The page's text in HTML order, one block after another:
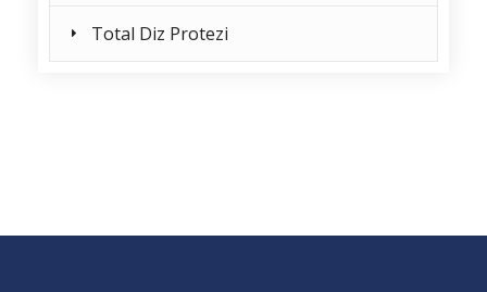
Total Diz Protezi